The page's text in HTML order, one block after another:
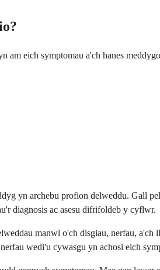
eich symptomau a'ch hanes
yn archebu profion delweddu. Gall
diagnosis ac asesu difrifoldeb y cyflwr.
manwl o'ch disgiau, nerfau,
wedi'u cywasgu yn achosi eich